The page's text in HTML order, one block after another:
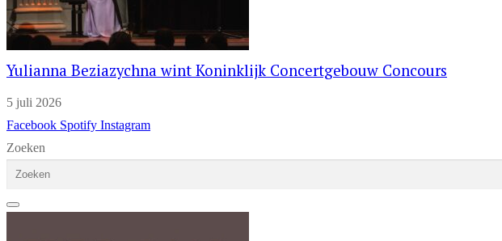
Yulianna Beziazychna wint Koninklijk Concertgebouw Concours
5 juli 2026
Facebook Spotify Instagram
Zoeken